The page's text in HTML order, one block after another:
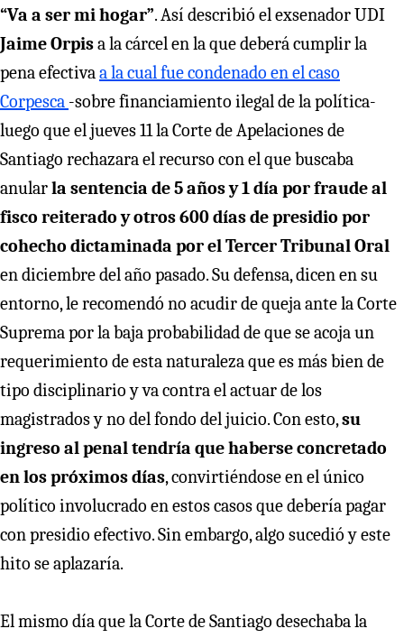
“Va a ser mi hogar”. Así describió el exsenador UDI
Jaime Orpisa la cárcel en la que deberá cumplir la
pena efectivaa la cual fue condenado en el caso
Corpesca -sobre financiamiento ilegal de la política-
luego que el jueves 11 la Corte de Apelaciones de
Santiago rechazara el recurso con el que buscaba
anularla sentencia de 5 años y 1 día por fraude al
fisco reiterado y otros 600 días de presidio por
cohecho dictaminada por el Tercer Tribunal Oral
en diciembre del año pasado. Su defensa, dicen en su
entorno, le recomendó no acudir de queja ante la Corte
Suprema por la baja probabilidad de que se acoja un
requerimiento de esta naturaleza que es más bien de
tipo disciplinario y va contra el actuar de los
magistrados y no del fondo del juicio. Con esto,su
ingreso al penal tendría que haberse concretado
en los próximos días, convirtiéndose en el único
político involucrado en estos casos que debería pagar
con presidio efectivo. Sin embargo, algo sucedió y este
hito se aplazaría.
El mismo día que la Corte de Santiago desechaba la